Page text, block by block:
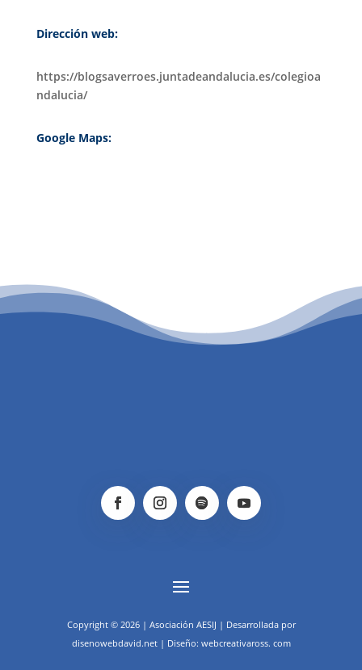
Dirección web:
https://blogsaverroes.juntadeandalucia.es/colegioa
ndalucia/
Google Maps:
PATROCINIO CULTURAL
Copyright © 2026 | Asociación AESIJ | Desarrollada por
disenowebdavid.net | Diseño: webcreativaross. com